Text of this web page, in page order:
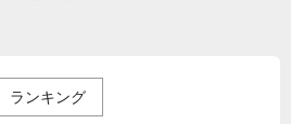
ランキング